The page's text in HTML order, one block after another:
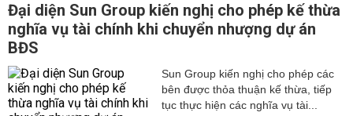
Đại diện Sun Group kiến nghị cho phép kế thừa
nghĩa vụ tài chính khi chuyển nhượng dự án
BĐS
Sun Group kiến nghị cho phép các
bên được thỏa thuận kế thừa, tiếp
tục thực hiện các nghĩa vụ tài...